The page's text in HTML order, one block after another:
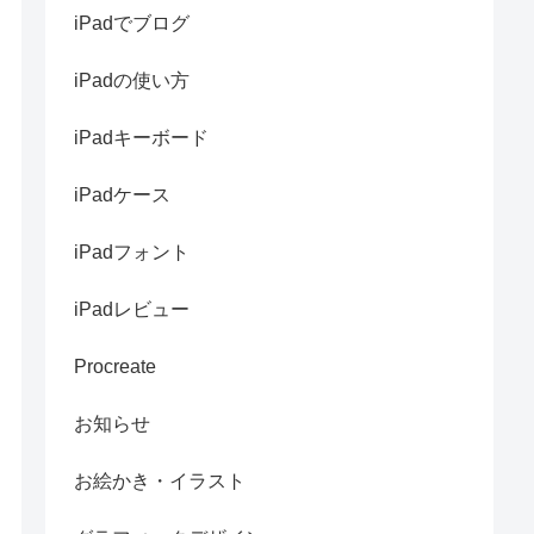
iPadでブログ
iPadの使い方
iPadキーボード
iPadケース
iPadフォント
iPadレビュー
Procreate
お知らせ
お絵かき・イラスト